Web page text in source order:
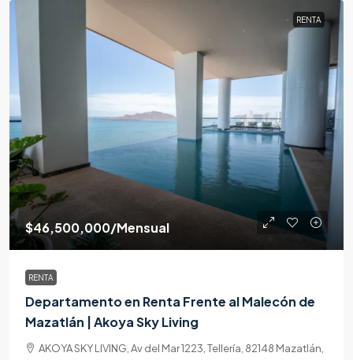
RENTA
$46,500,000/Mensual
RENTA
Departamento en Renta Frente al Malecón de
Mazatlán | Akoya Sky Living
AKOYA SKY LIVING, Av del Mar 1223, Tellería, 82148 Mazatlán,